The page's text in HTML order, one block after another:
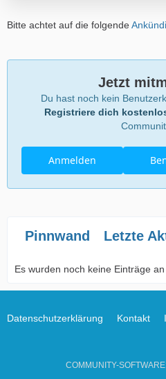
Bitte achtet auf die folgende
Jetzt
Du hast noch kein
Registriere dich
Anmelden
Pinnwand Letzte
Es wurden noch keine Einträge
Datenschutzerklärung Kontakt
COMMUNITY-